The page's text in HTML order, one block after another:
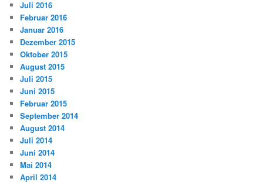
Juli 2016
Februar 2016
Januar 2016
Dezember 2015
Oktober 2015
August 2015
Juli 2015
Juni 2015
Februar 2015
September 2014
August 2014
Juli 2014
Juni 2014
Mai 2014
April 2014